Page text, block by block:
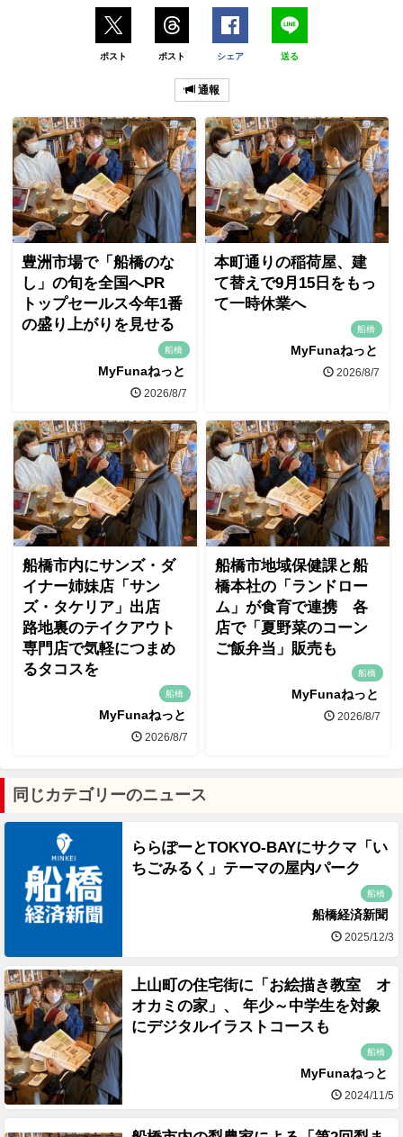
ポスト ポスト シェア 送る
通報
豊洲市場で「船橋のな
し」の旬を全国へPR
トップセールス今年1番
の盛り上がりを見せる
船橋
MyFunaねっと
2026/8/7
本町通りの稲荷屋、建
て替えで9月15日をもっ
て一時休業へ
船橋
MyFunaねっと
2026/8/7
船橋市内にサンズ・ダ
イナー姉妹店「サン
ズ・タケリア」出店
路地裏のテイクアウト
専門店で気軽につまめ
るタコスを
船橋
MyFunaねっと
2026/8/7
船橋市地域保健課と船
橋本社の「ランドロー
ム」が食育で連携 各
店で「夏野菜のコーン
ご飯弁当」販売も
船橋
MyFunaねっと
2026/8/7
同じカテゴリーのニュース
ららぽーとTOKYO-BAYにサクマ「い
ちごみるく」テーマの屋内パーク
船橋
船橋経済新聞
2025/12/3
上山町の住宅街に「お絵描き教室 オ
オカミの家」、 年少～中学生を対象
にデジタルイラストコースも
船橋
MyFunaねっと
2024/11/5